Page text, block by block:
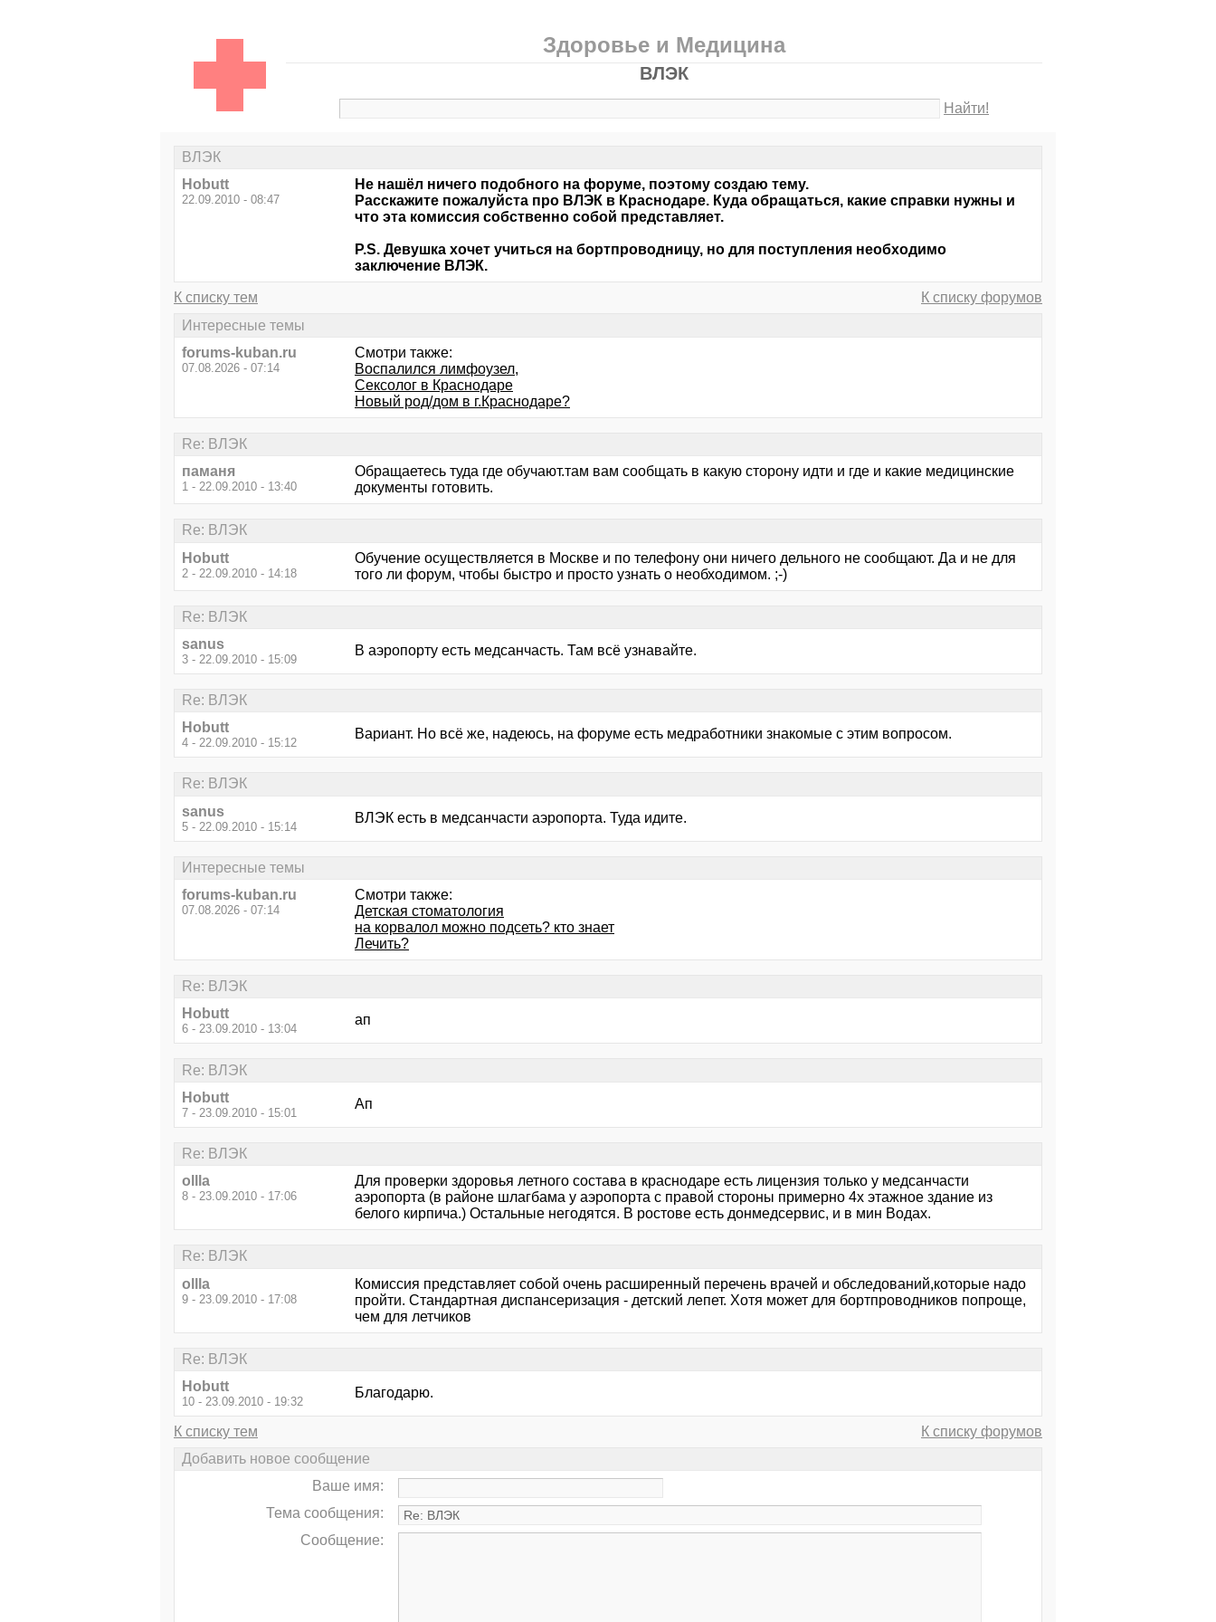
Здоровье и Медицина
ВЛЭК
Найти!
ВЛЭК
Hobutt
22.09.2010 - 08:47
Не нашёл ничего подобного на форуме, поэтому создаю тему.
Расскажите пожалуйста про ВЛЭК в Краснодаре. Куда обращаться, какие справки нужны и
что эта комиссия собственно собой представляет.
P.S. Девушка хочет учиться на бортпроводницу, но для поступления необходимо
заключение ВЛЭК.
К списку тем
К списку форумов
Интересные темы
forums-kuban.ru
07.08.2026 - 07:14
Смотри также:
Воспалился лимфоузел,
Сексолог в Краснодаре
Новый род/дом в г.Краснодаре?
Re: ВЛЭК
паманя
1 - 22.09.2010 - 13:40
Обращаетесь туда где обучают.там вам сообщать в какую сторону идти и где и какие медицинские
документы готовить.
Re: ВЛЭК
Hobutt
2 - 22.09.2010 - 14:18
Обучение осуществляется в Москве и по телефону они ничего дельного не сообщают. Да и не для
того ли форум, чтобы быстро и просто узнать о необходимом. ;-)
Re: ВЛЭК
sanus
3 - 22.09.2010 - 15:09
В аэропорту есть медсанчасть. Там всё узнавайте.
Re: ВЛЭК
Hobutt
4 - 22.09.2010 - 15:12
Вариант. Но всё же, надеюсь, на форуме есть медработники знакомые с этим вопросом.
Re: ВЛЭК
sanus
5 - 22.09.2010 - 15:14
ВЛЭК есть в медсанчасти аэропорта. Туда идите.
Интересные темы
forums-kuban.ru
07.08.2026 - 07:14
Смотри также:
Детская стоматология
на корвалол можно подсеть? кто знает
Лечить?
Re: ВЛЭК
Hobutt
6 - 23.09.2010 - 13:04
ап
Re: ВЛЭК
Hobutt
7 - 23.09.2010 - 15:01
Ап
Re: ВЛЭК
ollla
8 - 23.09.2010 - 17:06
Для проверки здоровья летного состава в краснодаре есть лицензия только у медсанчасти
аэропорта (в районе шлагбама у аэропорта с правой стороны примерно 4х этажное здание из
белого кирпича.) Остальные негодятся. В ростове есть донмедсервис, и в мин Водах.
Re: ВЛЭК
ollla
9 - 23.09.2010 - 17:08
Комиссия представляет собой очень расширенный перечень врачей и обследований,которые надо
пройти. Стандартная диспансеризация - детский лепет. Хотя может для бортпроводников попроще,
чем для летчиков
Re: ВЛЭК
Hobutt
10 - 23.09.2010 - 19:32
Благодарю.
К списку тем
К списку форумов
Добавить новое сообщение
Ваше имя:
Тема сообщения:
Сообщение: